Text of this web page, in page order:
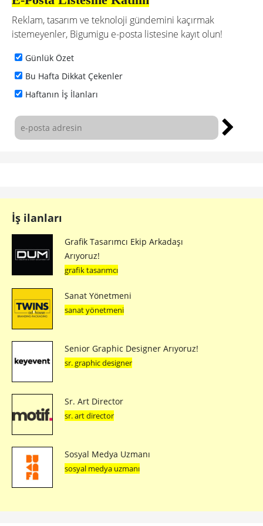
Reklam, tasarım ve teknoloji gündemini kaçırmak
istemeyenler, Bigumigu e-posta listesine kayıt olun!
Günlük Özet
Bu Hafta Dikkat Çekenler
Haftanın İş İlanları
İş ilanları
Grafik Tasarımcı Ekip Arkadaşı
Arıyoruz!
grafik tasarımcı
Sanat Yönetmeni
sanat yönetmeni
Senior Graphic Designer Arıyoruz!
sr. graphic designer
Sr. Art Director
sr. art director
Sosyal Medya Uzmanı
sosyal medya uzmanı